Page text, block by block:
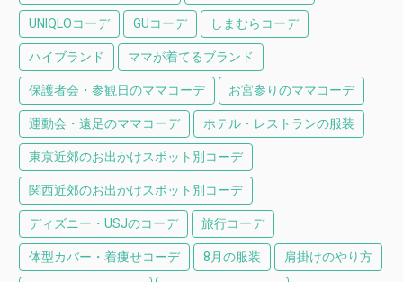
UNIQLOコーデ GUコーデ しまむらコーデ
ハイブランド ママが着てるブランド
保護者会・参観日のママコーデ お宮参りのママコーデ
運動会・遠足のママコーデ ホテル・レストランの服装
東京近郊のお出かけスポット別コーデ
関西近郊のお出かけスポット別コーデ
ディズニー・USJのコーデ 旅行コーデ
体型カバー・着痩せコーデ 8月の服装 肩掛けのやり方